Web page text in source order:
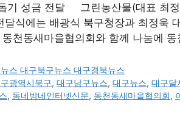
기 성금 전달 그린농산물(대표 최
식에는 배광식 북구청장과 최정욱
천동새마을협의회와 함께 나눔에
스 대구북구뉴스 대구경북뉴스
광역시북구,대구남구뉴스,대구뉴스,대구달
, 동네방네인터넷신문, 동천동새마을협의회,